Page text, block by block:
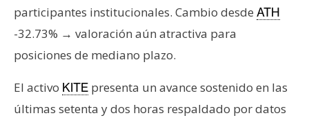
a
s
d
P
r
participantes institucionales. Cambio desde ATH
-32.73% → valoración aún atractiva para
posiciones de mediano plazo.
El activo KITE presenta un avance sostenido en las
últimas setenta y dos horas respaldado por datos